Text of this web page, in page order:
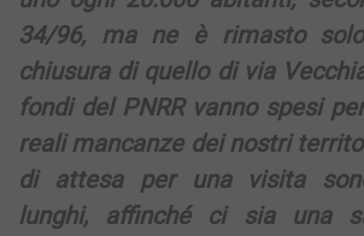
34/96, ma ne è rimasto
chiusura di quello di via
fondi del PNRR vanno spesi
reali mancanze dei nostri
di attesa per una visita
lunghi, affinché ci sia una